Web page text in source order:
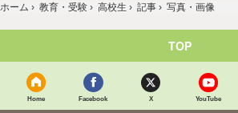
ホーム › 教育・受験 › 高校生 › 記事 › 写真・画像
TOP
Home Facebook X YouTube